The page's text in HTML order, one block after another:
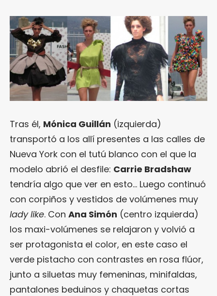
Tras él, Mónica Guillán (izquierda)
transportó a los allí presentes a las calles de
Nueva York con el tutú blanco con el que la
modelo abrió el desfile: Carrie Bradshaw
tendría algo que ver en esto… Luego continuó
con corpiños y vestidos de volúmenes muy
lady like. Con Ana Simón (centro izquierda)
los maxi-volúmenes se relajaron y volvió a
ser protagonista el color, en este caso el
verde pistacho con contrastes en rosa flúor,
junto a siluetas muy femeninas, minifaldas,
pantalones beduinos y chaquetas cortas